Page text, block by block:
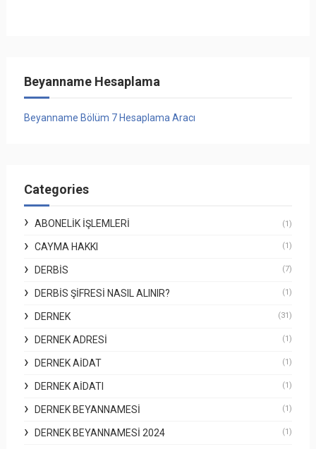
Beyanname Hesaplama
Beyanname Bölüm 7 Hesaplama Aracı
Categories
ABONELIK İŞLEMLERI (1)
CAYMA HAKKI (1)
DERBİS (7)
DERBİS ŞIFRESI NASIL ALINIR? (1)
DERNEK (31)
DERNEK ADRESI (1)
DERNEK AIDAT (1)
DERNEK AIDATI (1)
DERNEK BEYANNAMESI (1)
DERNEK BEYANNAMESI 2024 (1)